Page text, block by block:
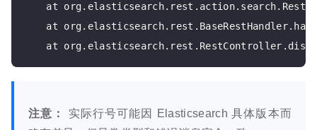
at
at
注意：
实际行号可能因 Elasticsearch 具体版本而